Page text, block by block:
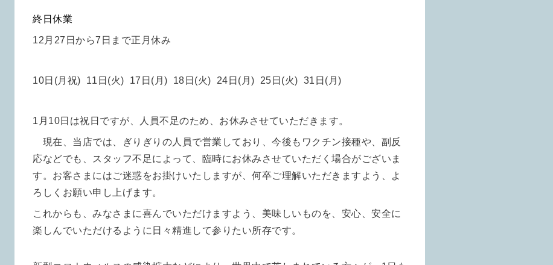
終日休業
12月27日から7日まで正月休み
10日(月祝) 11日(火) 17 日(月) 18日(火) 24 日 (月) 25 日(火) 31 日(月)
1月10日は祝日ですが、人員不足のため、お休みさせていただきます。
現在、当店では、ぎりぎりの人員で営業しており、今後もワクチン接種や、副反
応などでも、スタッフ不足によって、 臨時にお休みさせていただく場合がございま
す。 お客さまにはご迷惑をお掛けいたしますが、何卒ご理解いただきますよう、よ
ろしくお願い申し上げます。
これからも、みなさまに喜んでいただけますよう、美味しいものを、安心、安全に
楽しんでいただけるように日々精進して参りたい所存です。